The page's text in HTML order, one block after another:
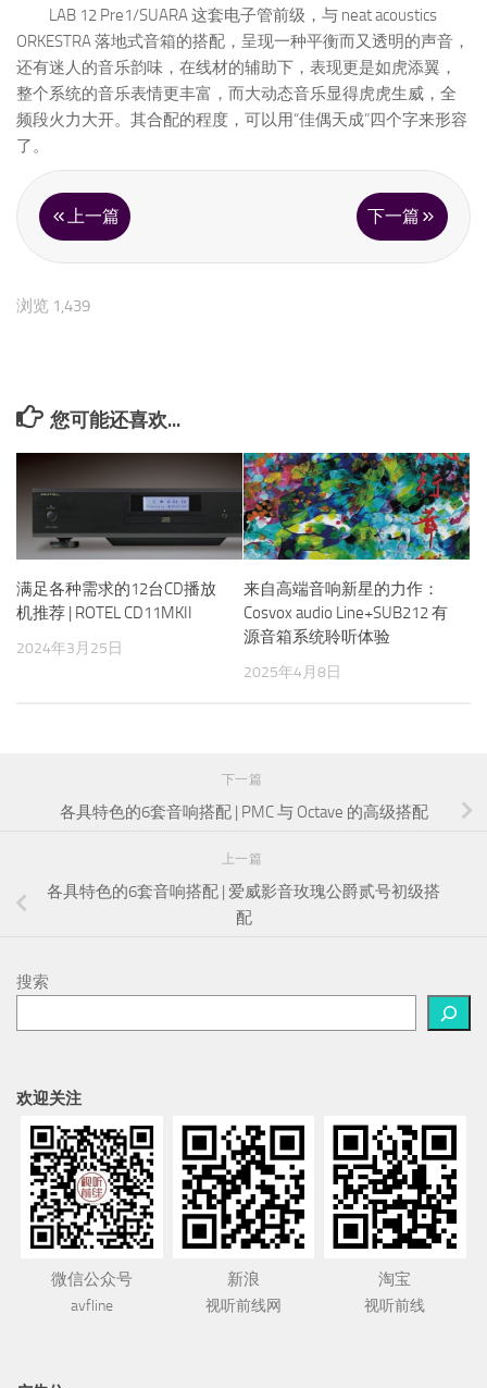
LAB 12 Pre1/SUARA 这套电子管前级，与 neat acoustics
ORKESTRA 落地式音箱的搭配，呈现一种平衡而又透明的声音，
还有迷人的音乐韵味，在线材的辅助下，表现更是如虎添翼，
整个系统的音乐表情更丰富，而大动态音乐显得虎虎生威，全
频段火力大开。其合配的程度，可以用“佳偶天成”四个字来形容
了。
上一篇 下一篇
浏览 1,439
您可能还喜欢...
满足各种需求的12台CD播放
机推荐 | ROTEL CD11MKII
2024年3月25日
来自高端音响新星的力作：
Cosvox audio Line+SUB212 有
源音箱系统聆听体验
2025年4月8日
下一篇
各具特色的6套音响搭配 | PMC 与 Octave 的高级搭配
上一篇
各具特色的6套音响搭配 | 爱威影音玫瑰公爵贰号初级搭
配
搜索
欢迎关注
微信公众号
avfline
新浪
视听前线网
淘宝
视听前线